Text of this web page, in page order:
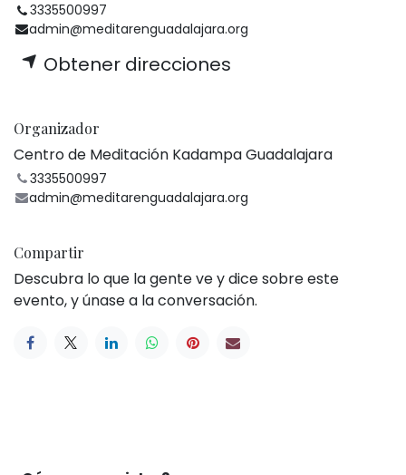
3335500997
admin@meditarenguadalajara.org
Obtener direcciones
Organizador
Centro de Meditación Kadampa Guadalajara
3335500997
admin@meditarenguadalajara.org
Compartir
Descubra lo que la gente ve y dice sobre este
evento, y únase a la conversación.